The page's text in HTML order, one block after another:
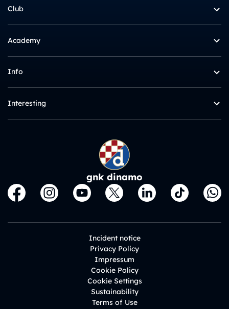
Club
Academy
Info
Interesting
gnk dinamo
Incident notice
Privacy Policy
Impressum
Cookie Policy
Cookie Settings
Sustainability
Terms of Use